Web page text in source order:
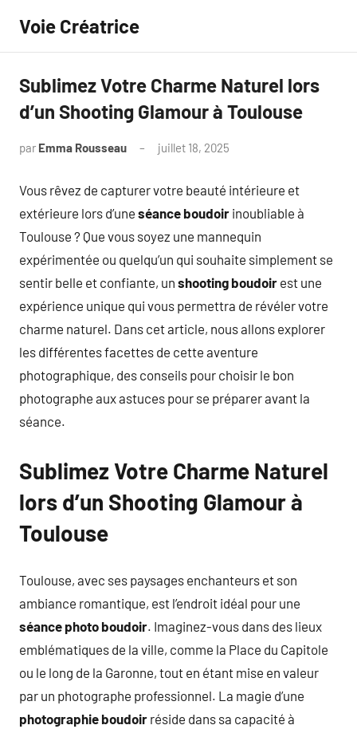
contenu
Voie Créatrice
Sublimez Votre Charme Naturel lors
d’un Shooting Glamour à Toulouse
par Emma Rousseau juillet 18, 2025
Vous rêvez de capturer votre beauté intérieure et
extérieure lors d’une séance boudoir inoubliable à
Toulouse ? Que vous soyez une mannequin
expérimentée ou quelqu’un qui souhaite simplement se
sentir belle et confiante, un shooting boudoir est une
expérience unique qui vous permettra de révéler votre
charme naturel. Dans cet article, nous allons explorer
les différentes facettes de cette aventure
photographique, des conseils pour choisir le bon
photographe aux astuces pour se préparer avant la
séance.
Sublimez Votre Charme Naturel
lors d’un Shooting Glamour à
Toulouse
Toulouse, avec ses paysages enchanteurs et son
ambiance romantique, est l’endroit idéal pour une
séance photo boudoir. Imaginez-vous dans des lieux
emblématiques de la ville, comme la Place du Capitole
ou le long de la Garonne, tout en étant mise en valeur
par un photographe professionnel. La magie d’une
photographie boudoir réside dans sa capacité à